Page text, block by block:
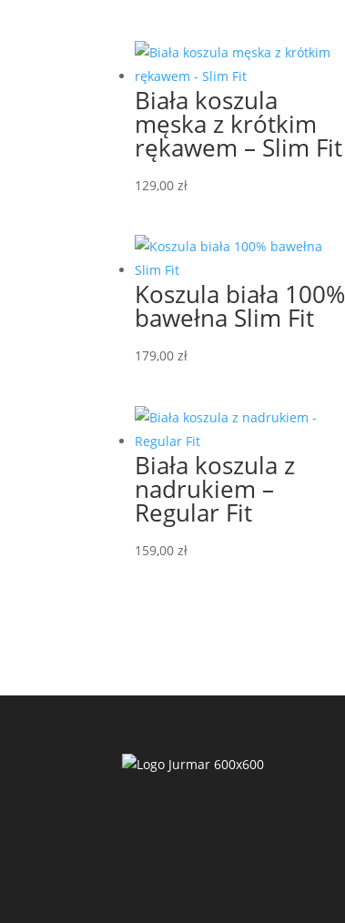
Biała koszula
męska z krótkim
rękawem – Slim Fit
129,00zł
Koszula biała 100%
bawełna Slim Fit
179,00zł
Biała koszula z
nadrukiem –
Regular Fit
159,00zł